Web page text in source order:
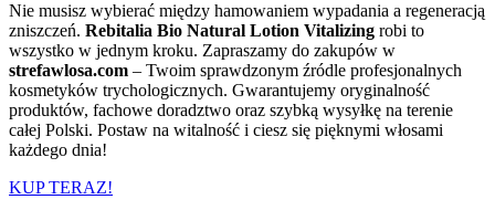
Nie musisz wybierać między hamowaniem wypadania a regeneracją
zniszczeń. Rebitalia Bio Natural Lotion Vitalizing robi to
wszystko w jednym kroku. Zapraszamy do zakupów w
strefawlosa.com – Twoim sprawdzonym źródle profesjonalnych
kosmetyków trychologicznych. Gwarantujemy oryginalność
produktów, fachowe doradztwo oraz szybką wysyłkę na terenie
całej Polski. Postaw na witalność i ciesz się pięknymi włosami
każdego dnia!
KUP TERAZ!